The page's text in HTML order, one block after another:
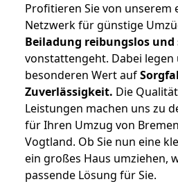
Profitieren Sie von unserem
Netzwerk für günstige
Beiladung reibungslos und
vonstattengeht. Dabei
besonderen Wert auf
Zuverlässigkeit. Die
Leistungen machen uns zu
für Ihren Umzug von
Vogtland. Ob Sie nun eine
ein großes Haus umziehen,
passende Lösung für Sie.